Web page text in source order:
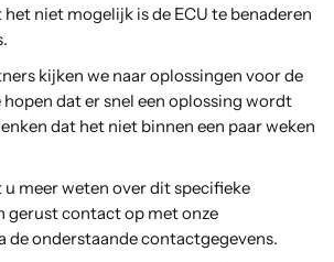
niet mogelijk is de ECU te benaderen
kijken we naar oplossingen voor de
dat er snel een oplossing wordt
dat het niet binnen een paar weken
meer weten over dit specifieke
gerust contact op met onze
de onderstaande contactgegevens.